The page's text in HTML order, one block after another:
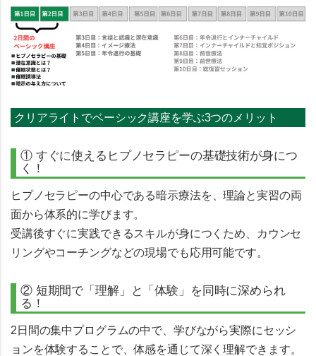
クリアライトでベーシック講座を学ぶ3つのメリット
① すぐに使えるヒプノセラピーの基礎技術が身につ
く！
ヒプノセラピーの中心である暗示療法を、理論と実習の両
面から体系的に学びます。
受講後すぐに実践できるスキルが身につくため、カウンセ
リングやコーチングなどの現場でも応用可能です。
② 短期間で「理解」と「体験」を同時に深められ
る！
2日間の集中プログラムの中で、学びながら実際にセッシ
ョンを体験することで、体感を通じて深く理解できます。